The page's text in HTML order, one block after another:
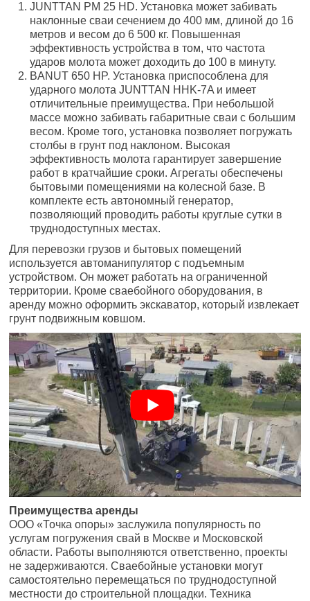
JUNTTAN PM 25 HD. Установка может забивать
наклонные сваи сечением до 400 мм, длиной до 16
метров и весом до 6 500 кг. Повышенная
эффективность устройства в том, что частота
ударов молота может доходить до 100 в минуту.
BANUT 650 HP. Установка приспособлена для
ударного молота JUNTTAN HHK-7A и имеет
отличительные преимущества. При небольшой
массе можно забивать габаритные сваи с большим
весом. Кроме того, установка позволяет погружать
столбы в грунт под наклоном. Высокая
эффективность молота гарантирует завершение
работ в кратчайшие сроки. Агрегаты обеспечены
бытовыми помещениями на колесной базе. В
комплекте есть автономный генератор,
позволяющий проводить работы круглые сутки в
труднодоступных местах.
Для перевозки грузов и бытовых помещений
используется автоманипулятор с подъемным
устройством. Он может работать на ограниченной
территории. Кроме сваебойного оборудования, в
аренду можно оформить экскаватор, который извлекает
грунт подвижным ковшом.
Преимущества аренды
ООО «Точка опоры» заслужила популярность по
услугам погружения свай в Москве и Московской
области. Работы выполняются ответственно, проекты
не задерживаются. Сваебойные установки могут
самостоятельно перемещаться по труднодоступной
местности до строительной площадки. Техника